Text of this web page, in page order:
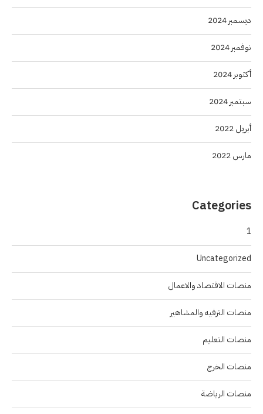
ديسمبر 2024
نوفمبر 2024
أكتوبر 2024
سبتمبر 2024
أبريل 2022
مارس 2022
Categories
1
Uncategorized
منصات الاقتصاد والاعمال
منصات الترفيه والمشاهير
منصات التعليم
منصات الخرج
منصات الرياضة